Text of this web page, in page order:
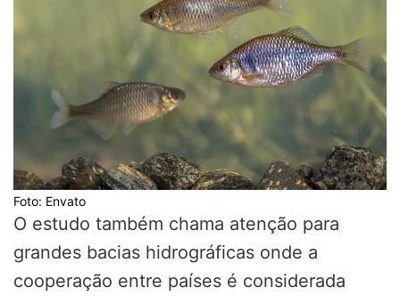
Foto: Envato
O estudo também chama atenção para
grandes bacias hidrográficas onde a
cooperação entre países é considerada